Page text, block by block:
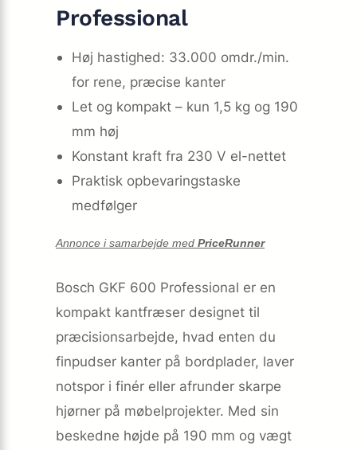
Professional
Høj hastighed: 33.000 omdr./min.
for rene, præcise kanter
Let og kompakt – kun 1,5 kg og 190
mm høj
Konstant kraft fra 230 V el-nettet
Praktisk opbevaringstaske
medfølger
Annonce i samarbejde med PriceRunner
Bosch GKF 600 Professional er en
kompakt kantfræser designet til
præcisionsarbejde, hvad enten du
finpudser kanter på bordplader, laver
notspor i finér eller afrunder skarpe
hjørner på møbelprojekter. Med sin
beskedne højde på 190 mm og vægt